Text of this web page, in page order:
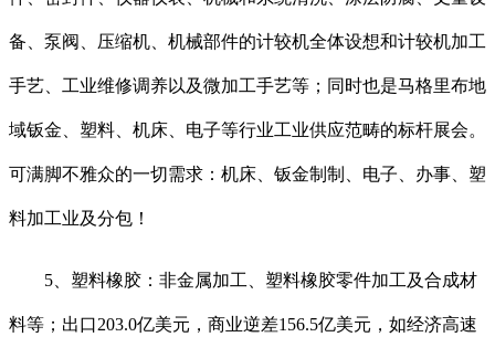
备、泵阀、压缩机、机械部件的计较机全体设想和计较机加工
手艺、工业维修调养以及微加工手艺等；同时也是马格里布地
域钣金、塑料、机床、电子等行业工业供应范畴的标杆展会。
可满脚不雅众的一切需求：机床、钣金制制、电子、办事、塑
料加工业及分包！
5、塑料橡胶：非金属加工、塑料橡胶零件加工及合成材
料等；出口203.0亿美元，商业逆差156.5亿美元，如经济高速